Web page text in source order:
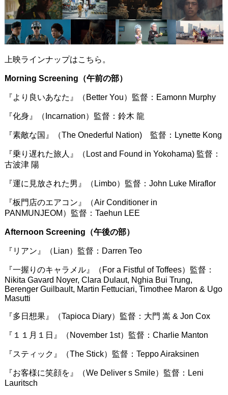
上映ラインナップはこちら。
Morning Screening（午前の部）
『より良いあなた』（Better You）監督：Eamonn Murphy
『化身』（Incarnation）監督：鈴木 龍
『素敵な国』（The Onederful Nation) 監督：Lynette Kong
『乗り遅れた旅人』（Lost and Found in Yokohama) 監督：
古波津 陽
『運に見放された男』（Limbo）監督：John Luke Miraflor
『板門店のエアコン』（Air Conditioner in
PANMUNJEOM）監督：Taehun LEE
Afternoon Screening（午後の部）
『リアン』（Lian）監督：Darren Teo
『一握りのキャラメル』（For a Fistful of Toffees）監督：
Nikita Gavard Noyer, Clara Dulaut, Nghia Bui Trung,
Berenger Guilbault, Martin Fettuciari, Timothee Maron & Ugo
Masutti
『多日想果』（Tapioca Diary）監督：大門 嵩 & Jon Cox
『１１月１日』（November 1st）監督：Charlie Manton
『スティック』（The Stick）監督：Teppo Airaksinen
『お客様に笑顔を』（We Deliver s Smile）監督：Leni
Lauritsch